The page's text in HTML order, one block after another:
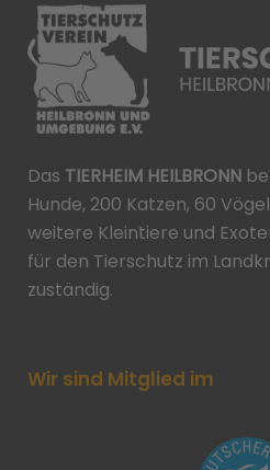
Das TIERHEIM HEILBRONN
Hunde, 200 Katzen, 60
weitere Kleintiere und
für den Tierschutz im
zuständig.
Wir sind Mitglied im